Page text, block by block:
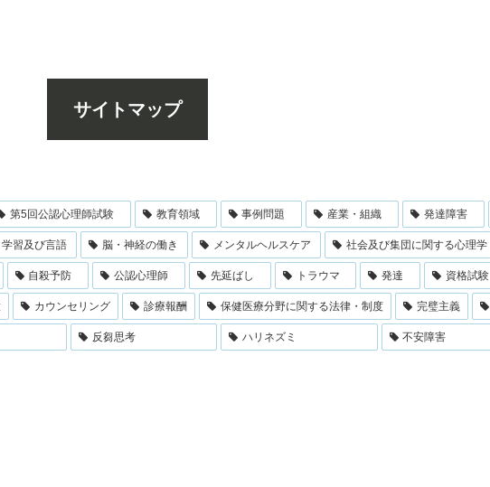
サイトマップ
第5回公認心理師試験 教育領域 事例問題 産業・組織 発達障害
学習及び言語 脳・神経の働き メンタルヘルスケア 社会及び集団に関する心理学
自殺予防 公認心理師 先延ばし トラウマ 発達 資格試験
カウンセリング 診療報酬 保健医療分野に関する法律・制度 完璧主義
反芻思考 ハリネズミ 不安障害